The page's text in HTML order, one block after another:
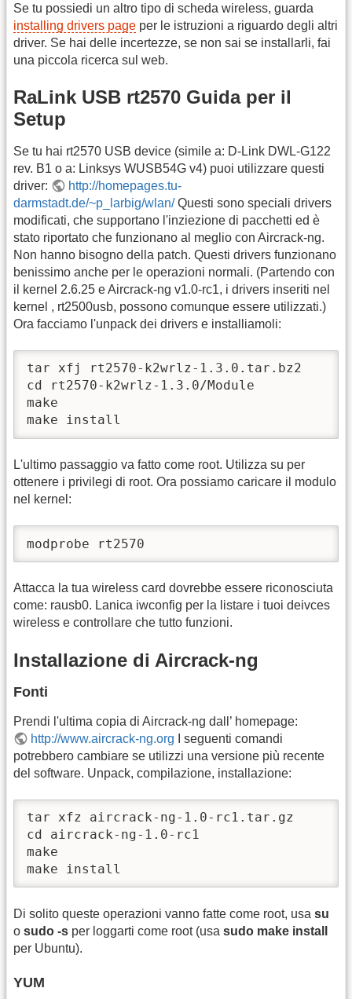
Se tu possiedi un altro tipo di scheda wireless, guarda
installing drivers page per le istruzioni a riguardo degli altri
driver. Se hai delle incertezze, se non sai se installarli, fai
una piccola ricerca sul web.
RaLink USB rt2570 Guida per il
Setup
Se tu hai rt2570 USB device (simile a: D-Link DWL-G122
rev. B1 o a: Linksys WUSB54G v4) puoi utilizzare questi
driver:
http://homepages.tu-
darmstadt.de/~p_larbig/wlan/Questi sono speciali drivers
modificati, che supportano l'inziezione di pacchetti ed è
stato riportato che funzionano al meglio con Aircrack-ng.
Non hanno bisogno della patch. Questi drivers funzionano
benissimo anche per le operazioni normali. (Partendo con
il kernel 2.6.25 e Aircrack-ng v1.0-rc1, i drivers inseriti nel
kernel , rt2500usb, possono comunque essere utilizzati.)
Ora facciamo l'unpack dei drivers e installiamoli:
tar xfj rt2570-k2wrlz-1.3.0.tar.bz2
cd rt2570-k2wrlz-1.3.0/Module
make
make install
L'ultimo passaggio va fatto come root. Utilizza su per
ottenere i privilegi di root. Ora possiamo caricare il modulo
nel kernel:
modprobe rt2570
Attacca la tua wireless card dovrebbe essere riconosciuta
come: rausb0. Lanica iwconfig per la listare i tuoi deivces
wireless e controllare che tutto funzioni.
Installazione di Aircrack-ng
Fonti
Prendi l'ultima copia di Aircrack-ng dall’ homepage:
http://www.aircrack-ng.org I seguenti comandi
potrebbero cambiare se utilizzi una versione più recente
del software. Unpack, compilazione, installazione:
tar xfz aircrack-ng-1.0-rc1.tar.gz
cd aircrack-ng-1.0-rc1
make
make install
Di solito queste operazioni vanno fatte come root, usa su
o sudo -s per loggarti come root (usa sudo make install
per Ubuntu).
YUM